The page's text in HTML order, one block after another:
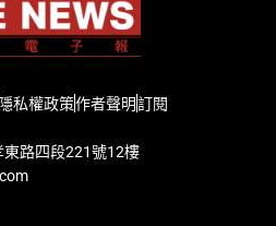
隱私權政策作者聲明訂閱
路四段221號12樓